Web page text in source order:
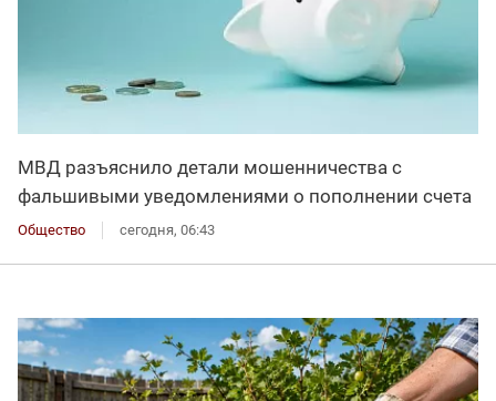
МВД разъяснило детали мошенничества с
фальшивыми уведомлениями о пополнении счета
Общество сегодня, 06:43